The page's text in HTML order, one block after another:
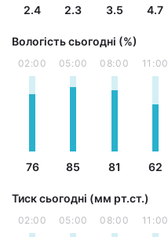
2.4 2.3 3.5 4.7
Вологість сьогодні (%)
02:00
76
05:00
85
08:00
81
11:00
62
Тиск сьогодні (мм рт.ст.)
02:00 05:00 08:00 11:00